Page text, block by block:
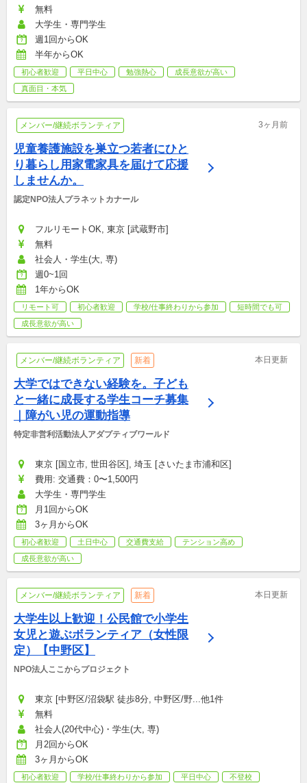
無料
大学生・専門学生
週1回からOK
半年からOK
初心者歓迎 平日中心 勉強熱心
成長意欲が高い
真面目・本気
メンバー/継続ボランティア 3ヶ月前
児童養護施設を巣立つ若者にひと
り暮らし用家電家具を届けて応援
しませんか。
認定NPO法人プラネットカナール
フルリモートOK, 東京 [武蔵野市]
無料
社会人・学生(大, 専)
週0~1回
1年からOK
リモート可 初心者歓迎 学校/仕事終わりから参加
短時間でも可
成長意欲が高い
メンバー/継続ボランティア 新着 本日更新
大学ではできない経験を。子ども
と一緒に成長する学生コーチ募集
｜障がい児の運動指導
特定非営利活動法人アダプティブワールド
東京 [国立市, 世田谷区], 埼玉 [さいたま市浦和区]
費用: 交通費：0〜1,500円
大学生・専門学生
月1回からOK
3ヶ月からOK
初心者歓迎 土日中心 交通費支給
テンション高め
成長意欲が高い
メンバー/継続ボランティア 新着 本日更新
大学生以上歓迎！公民館で小学生
女児と遊ぶボランティア（女性限
定）【中野区】
NPO法人ここからプロジェクト
東京 [中野区/沼袋駅 徒歩8分, 中野区/野...他1件
無料
社会人(20代中心)・学生(大, 専)
月2回からOK
3ヶ月からOK
初心者歓迎 学校/仕事終わりから参加 平日中心
不登校